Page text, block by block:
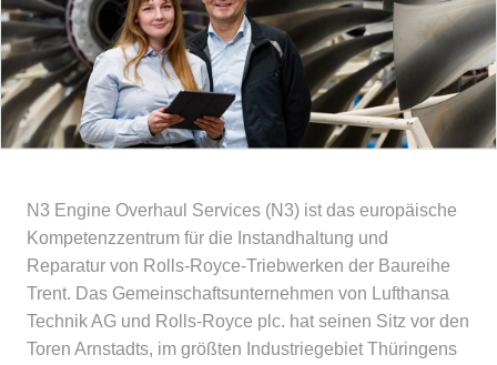
N3 Engine Overhaul Services (N3) ist das europäische
Kompetenzzentrum für die Instandhaltung und
Reparatur von Rolls-Royce-Triebwerken der Baureihe
Trent. Das Gemeinschaftsunternehmen von Lufthansa
Technik AG und Rolls-Royce plc. hat seinen Sitz vor den
Toren Arnstadts, im größten Industriegebiet Thüringens